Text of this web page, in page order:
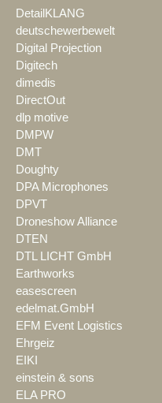
DetailKLANG
deutschewerbewelt
Digital Projection
Digitech
dimedis
DirectOut
dlp motive
DMPW
DMT
Doughty
DPA Microphones
DPVT
Droneshow Alliance
DTEN
DTL LICHT GmbH
Earthworks
easescreen
edelmat.GmbH
EFM Event Logistics
Ehrgeiz
EIKI
einstein & sons
ELA PRO